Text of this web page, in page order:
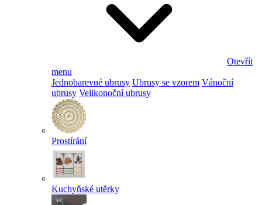
Otevřít
menu
Jednobarevné ubrusy Ubrusy se vzorem Vánoční
ubrusy Velikonoční ubrusy
Prostírání
Kuchyňské utěrky